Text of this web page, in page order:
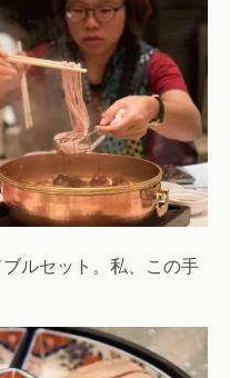
ルセット。私、この手